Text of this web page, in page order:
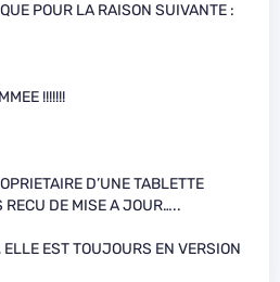
POUR LA RAISON SUIVANTE :
!!!!!!!
D’UNE TABLETTE
RECU DE MISE A JOUR…..
EST TOUJOURS EN VERSION